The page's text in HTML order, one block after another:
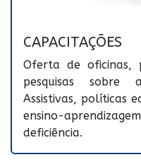
CAPACITAÇÕES
Oferta de oficinas,
pesquisas sobre
Assistivas, políticas
ensino-
deficiência.